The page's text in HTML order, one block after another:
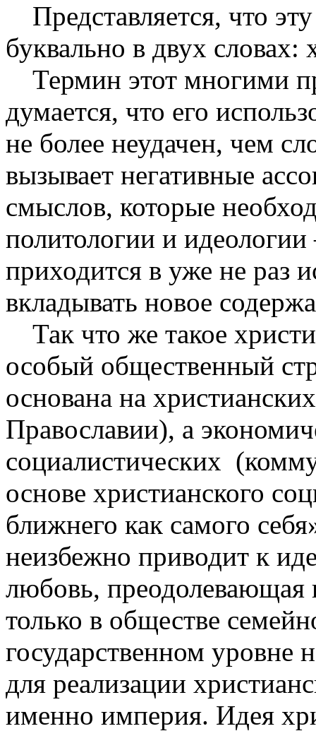
Представляется, что
буквально в двух
Термин этот многими
думается, что его
не более неудачен, чем
вызывает негативные
смыслов, которые
политологии и
приходится в уже не раз
вкладывать новое
Так что же такое
особый общественный
основана на
Православии), а
социалистических
основе христианского
ближнего как самого
неизбежно приводит к
любовь, преодолевающая
только в обществе
государственном уровне
для реализации
именно империя. Идея